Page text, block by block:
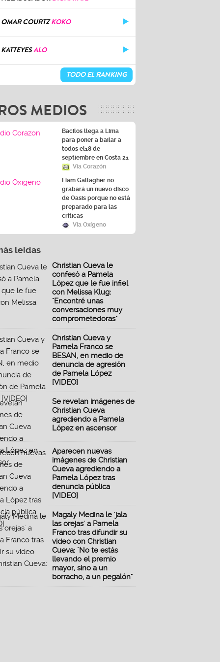
OMAR COURTZKOKO
KATTEYESALO
TODO EL RANKING
MEDIOS
Bacilos llega a Lima
para poner a bailar a
todos el18 de
septiembre en Costa 21
Vía Corazón
Liam Gallagher no
grabará un nuevo disco
de Oasis porque no está
preparado para las
críticas
Vía Oxígeno
leidas
Christian Cueva le
confesó a Pamela
López que le fue infiel
con Melissa Klug:
"Encontré unas
conversaciones muy
comprometedoras"
Christian Cueva y
Pamela Franco se
BESAN, en medio de
denuncia de agresión
de Pamela López
[VIDEO]
Se revelan imágenes de
Christian Cueva
agrediendo a Pamela
López en ascensor
Aparecen nuevas
imágenes de Christian
Cueva agrediendo a
Pamela López tras
denuncia pública
[VIDEO]
Magaly Medina le 'jala
las orejas' a Pamela
Franco tras difundir su
video con Christian
Cueva: "No te estás
llevando el premio
mayor, sino a un
borracho, a un pegalón"